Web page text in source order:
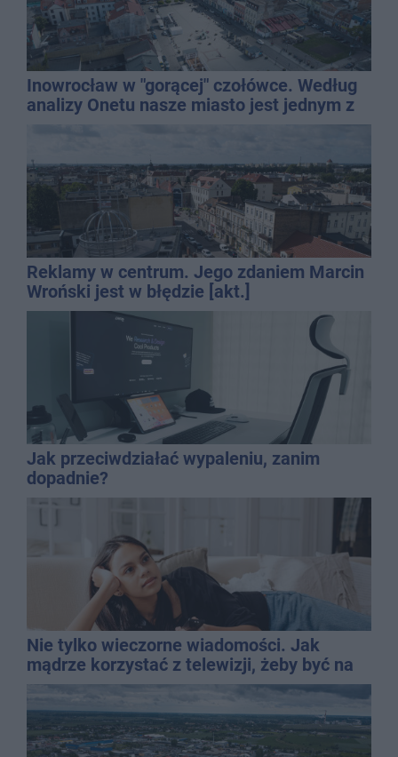
Inowrocław w "gorącej" czołówce. Według
analizy Onetu nasze miasto jest jednym z
Reklamy w centrum. Jego zdaniem Marcin
Wroński jest w błędzie [akt.]
Jak przeciwdziałać wypaleniu, zanim
dopadnie?
Nie tylko wieczorne wiadomości. Jak
mądrze korzystać z telewizji, żeby być na
bieżąco, ale nie żyć w informacyjnym